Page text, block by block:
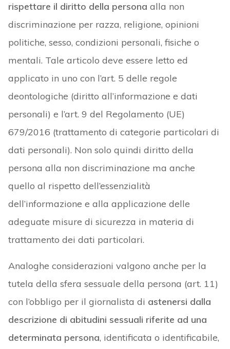
rispettare il diritto della persona alla non
discriminazione per razza, religione, opinioni
politiche, sesso, condizioni personali, fisiche o
mentali. Tale articolo deve essere letto ed
applicato in uno con l’art. 5 delle regole
deontologiche (diritto all’informazione e dati
personali) e l’art. 9 del Regolamento (UE)
679/2016 (trattamento di categorie particolari di
dati personali). Non solo quindi diritto della
persona alla non discriminazione ma anche
quello al rispetto dell’essenzialità
dell’informazione e alla applicazione delle
adeguate misure di sicurezza in materia di
trattamento dei dati particolari.
Analoghe considerazioni valgono anche per la
tutela della sfera sessuale della persona (art. 11)
con l’obbligo per il giornalista di astenersi dalla
descrizione di abitudini sessuali riferite ad una
determinata persona, identificata o identificabile,